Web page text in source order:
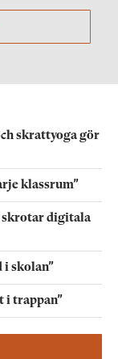
skrattyoga gör
klassrum”
skrotar digitala
i skolan”
i trappan”